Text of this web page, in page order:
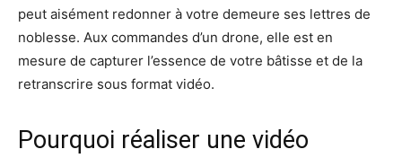
peut aisément redonner à votre demeure ses lettres de
noblesse. Aux commandes d’un drone, elle est en
mesure de capturer l’essence de votre bâtisse et de la
retranscrire sous format vidéo.
Pourquoi réaliser une vidéo